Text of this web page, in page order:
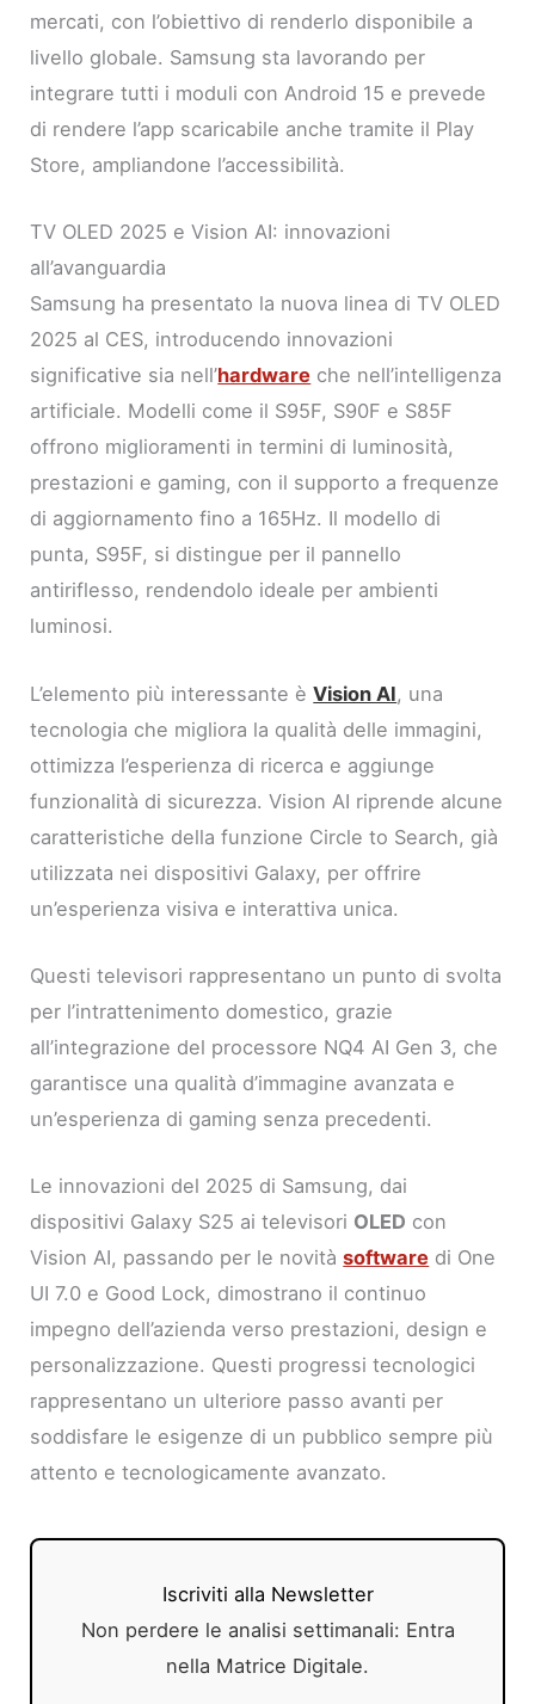
mercati, con l’obiettivo di renderlo disponibile a
livello globale. Samsung sta lavorando per
integrare tutti i moduli con Android 15 e prevede
di rendere l’app scaricabile anche tramite il Play
Store, ampliandone l’accessibilità.
TV OLED 2025 e Vision AI: innovazioni
all’avanguardia
Samsung ha presentato la nuova linea di TV OLED
2025 al CES, introducendo innovazioni
significative sia nell’hardware che nell’intelligenza
artificiale. Modelli come il S95F, S90F e S85F
offrono miglioramenti in termini di luminosità,
prestazioni e gaming, con il supporto a frequenze
di aggiornamento fino a 165Hz. Il modello di
punta, S95F, si distingue per il pannello
antiriflesso, rendendolo ideale per ambienti
luminosi.
L’elemento più interessante èVision AI, una
tecnologia che migliora la qualità delle immagini,
ottimizza l’esperienza di ricerca e aggiunge
funzionalità di sicurezza. Vision AI riprende alcune
caratteristiche della funzione Circle to Search, già
utilizzata nei dispositivi Galaxy, per offrire
un’esperienza visiva e interattiva unica.
Questi televisori rappresentano un punto di svolta
per l’intrattenimento domestico, grazie
all’integrazione del processore NQ4 AI Gen 3, che
garantisce una qualità d’immagine avanzata e
un’esperienza di gaming senza precedenti.
Le innovazioni del 2025 di Samsung, dai
dispositivi Galaxy S25 ai televisori OLED con
Vision AI, passando per le novitàsoftware di One
UI 7.0 e Good Lock, dimostrano il continuo
impegno dell’azienda verso prestazioni, design e
personalizzazione. Questi progressi tecnologici
rappresentano un ulteriore passo avanti per
soddisfare le esigenze di un pubblico sempre più
attento e tecnologicamente avanzato.
Iscriviti alla Newsletter
Non perdere le analisi settimanali: Entra
nella Matrice Digitale.